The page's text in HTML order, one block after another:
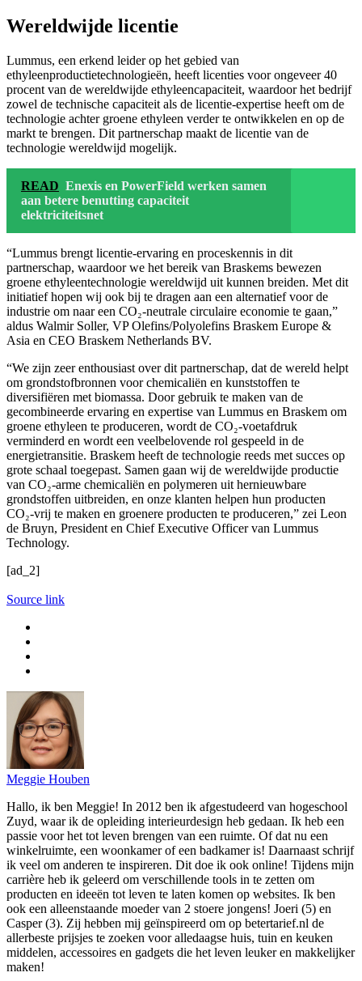
Wereldwijde licentie
Lummus, een erkend leider op het gebied van
ethyleenproductietechnologieën, heeft licenties voor ongeveer 40
procent van de wereldwijde ethyleencapaciteit, waardoor het bedrijf
zowel de technische capaciteit als de licentie-expertise heeft om de
technologie achter groene ethyleen verder te ontwikkelen en op de
markt te brengen. Dit partnerschap maakt de licentie van de
technologie wereldwijd mogelijk.
READ Enexis en PowerField werken samen
aan betere benutting capaciteit
elektriciteitsnet
“Lummus brengt licentie-ervaring en proceskennis in dit
partnerschap, waardoor we het bereik van Braskems bewezen
groene ethyleentechnologie wereldwijd uit kunnen breiden. Met dit
initiatief hopen wij ook bij te dragen aan een alternatief voor de
industrie om naar een CO₂-neutrale circulaire economie te gaan,”
aldus Walmir Soller, VP Olefins/Polyolefins Braskem Europe &
Asia en CEO Braskem Netherlands BV.
“We zijn zeer enthousiast over dit partnerschap, dat de wereld helpt
om grondstofbronnen voor chemicaliën en kunststoffen te
diversifiëren met biomassa. Door gebruik te maken van de
gecombineerde ervaring en expertise van Lummus en Braskem om
groene ethyleen te produceren, wordt de CO₂-voetafdruk
verminderd en wordt een veelbelovende rol gespeeld in de
energietransitie. Braskem heeft de technologie reeds met succes op
grote schaal toegepast. Samen gaan wij de wereldwijde productie
van CO₂-arme chemicaliën en polymeren uit hernieuwbare
grondstoffen uitbreiden, en onze klanten helpen hun producten
CO₂-vrij te maken en groenere producten te produceren,” zei Leon
de Bruyn, President en Chief Executive Officer van Lummus
Technology.
[ad_2]
Source link
Meggie Houben
Hallo, ik ben Meggie! In 2012 ben ik afgestudeerd van hogeschool
Zuyd, waar ik de opleiding interieurdesign heb gedaan. Ik heb een
passie voor het tot leven brengen van een ruimte. Of dat nu een
winkelruimte, een woonkamer of een badkamer is! Daarnaast schrijf
ik veel om anderen te inspireren. Dit doe ik ook online! Tijdens mijn
carrière heb ik geleerd om verschillende tools in te zetten om
producten en ideeën tot leven te laten komen op websites. Ik ben
ook een alleenstaande moeder van 2 stoere jongens! Joeri (5) en
Casper (3). Zij hebben mij geïnspireerd om op betertarief.nl de
allerbeste prijsjes te zoeken voor alledaagse huis, tuin en keuken
middelen, accessoires en gadgets die het leven leuker en makkelijker
maken!